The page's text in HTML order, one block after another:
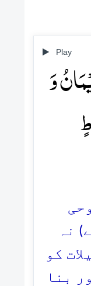
Play
وَ
نہ
کو
نے اسے نور بنا